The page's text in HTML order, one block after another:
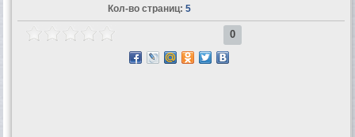
Кол-во страниц: 5
0